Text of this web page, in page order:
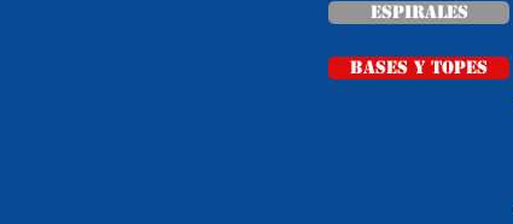
espirales
bases y topes